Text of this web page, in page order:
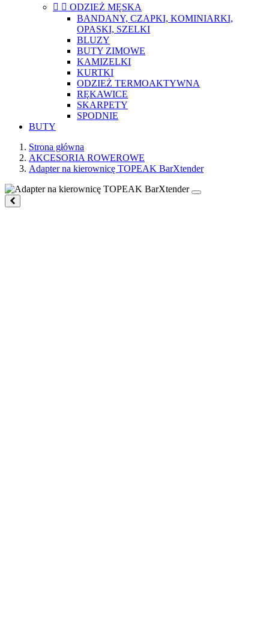
  ODZIEŻ MĘSKA
BANDANY, CZAPKI, KOMINIARKI,
OPASKI, SZELKI
BLUZY
BUTY ZIMOWE
KAMIZELKI
KURTKI
ODZIEŻ TERMOAKTYWNA
RĘKAWICE
SKARPETY
SPODNIE
BUTY
Strona główna
AKCESORIA ROWEROWE
Adapter na kierownicę TOPEAK BarXtender